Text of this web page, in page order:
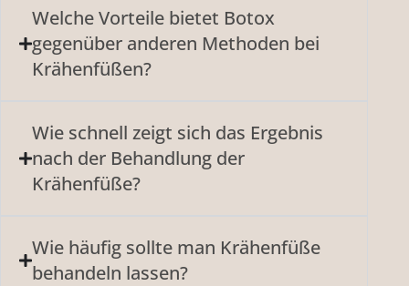
Welche Vorteile bietet Botox
gegenüber anderen Methoden bei
Krähenfüßen?
Wie schnell zeigt sich das Ergebnis
nach der Behandlung der
Krähenfüße?
Wie häufig sollte man Krähenfüße
behandeln lassen?